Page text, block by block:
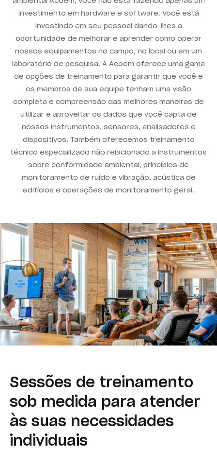
investimento em hardware e software. Você está
investindo em seu pessoal dando-lhes a
oportunidade de melhorar e aprender como operar
nossos equipamentos no campo, no local ou em um
laboratório de pesquisa. A Acoem oferece uma gama
de opções de treinamento para garantir que você e
os membros de sua equipe tenham uma visão
completa e compreensão das melhores maneiras de
utilizar e aproveitar os dados que você capta de
nossos instrumentos, sensores, analisadores e
dispositivos. Também oferecemos treinamento
técnico especializado não relacionado a instrumentos
sobre conformidade ambiental, princípios de
monitoramento de ruído e vibração, acústica de
edifícios e operações de monitoramento geral.
Sessões de treinamento
sob medida para atender
às suas necessidades
individuais